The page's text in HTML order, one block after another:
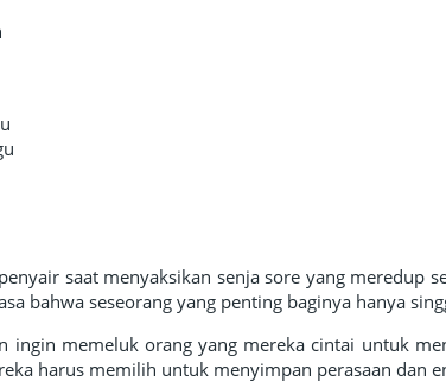
saat menyaksikan senja sore yang meredup
bahwa seseorang yang penting baginya hanya
ingin memeluk orang yang mereka cintai untuk
harus memilih untuk menyimpan perasaan dan